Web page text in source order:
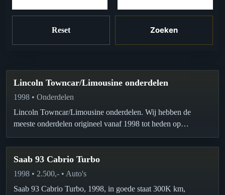
Reset Zoeken
Lincoln Towncar/Limousine onderdelen
1998 • Onderdelen
Lincoln Towncar/Limousine onderdelen. Wij hebben de
meeste onderdelen origineel vanaf 1998 tot heden op
voorraad, direct leverbaar. www.starlimo.nl 0345-623555/06-
53156242.
Saab 93 Cabrio Turbo
1998 • 2.500,- • Auto's
Saab 93 Cabrio Turbo, 1998, in goede staat 300K km,